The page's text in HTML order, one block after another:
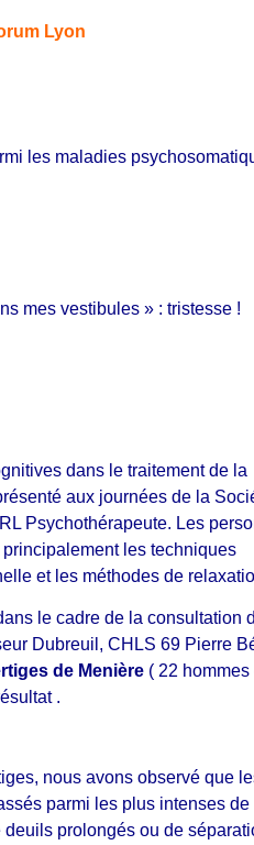
Lyon
les maladies
mes vestibules » : tristesse !
dans le traitement de la
aux journées de la
Psychothérapeute. Les
les techniques
et les méthodes de
le cadre de la consultation
Dubreuil, CHLS 69 Pierre
de Menière ( 22 hommes
.
nous avons observé que
parmi les plus intenses de
prolongés ou de